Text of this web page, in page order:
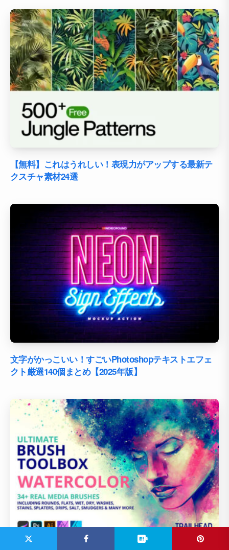
【無料】これはうれしい！表現力がアップする最新テ
クスチャ素材24選
文字がかっこいい！すごいPhotoshopテキストエフェ
クト厳選140個まとめ【2025年版】
6